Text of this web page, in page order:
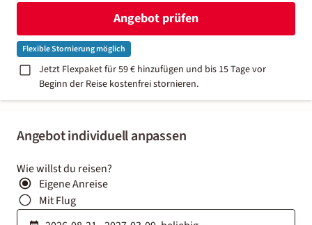
Angebot individuell anpassen
Wie willst du reisen?
Eigene Anreise
Mit Flug
Angebot prüfen
Flexible Stornierung möglich
Jetzt Flexpaket für 59 € hinzufügen und bis 15 Tage vor
Beginn der Reise kostenfrei stornieren.